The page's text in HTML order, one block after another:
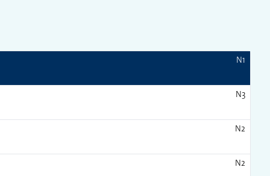
N1
N3
N2
N2